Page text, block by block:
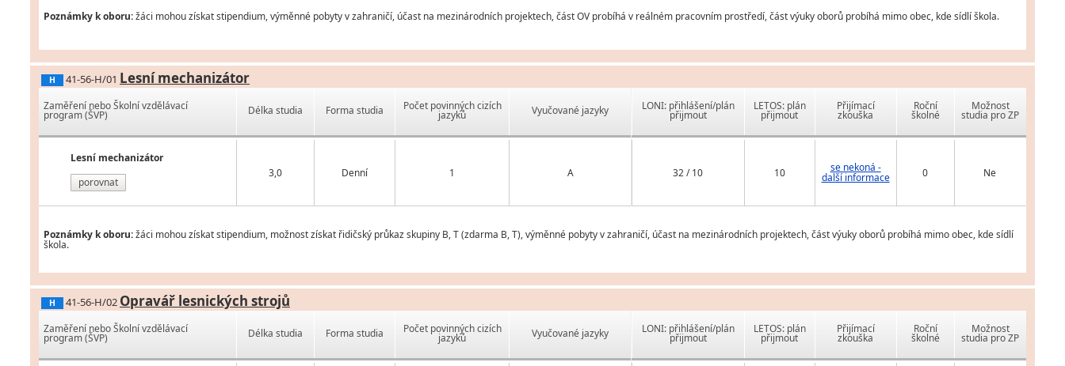
Poznámky k oboru:žáci mohou získat stipendium, výměnné pobyty v zahraničí, účast na mezinárodních projektech, část OV probíhá v reálném pracovním prostředí, část výuky oborů probíhá mimo obec, kde sídlí škola.
H 41-56-H/01 Lesní mechanizátor
Zaměření nebo Školní vzdělávací
program (ŠVP)
Lesní mechanizátor
porovnat
Délka studia Forma studia Počet povinných cizích
jazyků Vyučované jazyky
3,0 Denní 1 A
LONI: přihlášení/plán
přijmout
LETOS: plán
přijmout
Přijímací
zkouška
Roční
školné
Možnost
studia pro ZP
32 / 10 10 se nekoná -
další informace 0 Ne
Poznámky k oboru:žáci mohou získat stipendium, možnost získat řidičský průkaz skupiny B, T (zdarma B, T), výměnné pobyty v zahraničí, účast na mezinárodních projektech, část výuky oborů probíhá mimo obec, kde sídlí
škola.
H 41-56-H/02 Opravář lesnických strojů
Zaměření nebo Školní vzdělávací
program (ŠVP) Délka studia Forma studia Počet povinných cizích
jazyků Vyučované jazyky LONI: přihlášení/plán
přijmout
LETOS: plán
přijmout
Přijímací
zkouška
Roční
školné
Možnost
studia pro ZP